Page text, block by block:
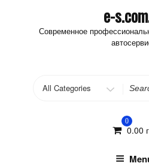
e-
Современное
Search
0
0.00